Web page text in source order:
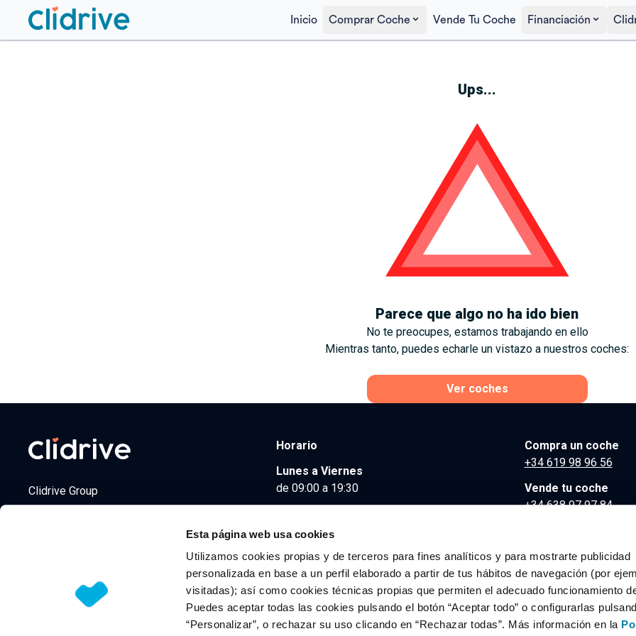
Esta página web usa cookies
Utilizamos cookies propias y de terceros para fines analíticos y para mostrarte publicidad
personalizada en base a un perfil elaborado a partir de tus hábitos de navegación (por
visitadas); así como cookies técnicas propias que permiten el adecuado funcionamiento
Puedes aceptar todas las cookies pulsando el botón “Aceptar todo” o configurarlas
“Personalizar”, o rechazar su uso clicando en “Rechazar todas”. Más información en la
Inicio Comprar Coche Vende Tu Coche Financiación
Ups...
Parece que algo no ha ido bien
No te preocupes, estamos trabajando en ello
Mientras tanto, puedes echarle un vistazo a nuestros coches:
Ver coches
Clidrive Group
Horario
Lunes a Viernes
de 09:00 a 19:30
Compra un coche
+34 619 98 96 56
Vende tu coche
+34 638 97 97 84
© 2026 CLIDRIVE CAPITAL, SOCIEDAD LIMITADA. Todos los derechos reservados.